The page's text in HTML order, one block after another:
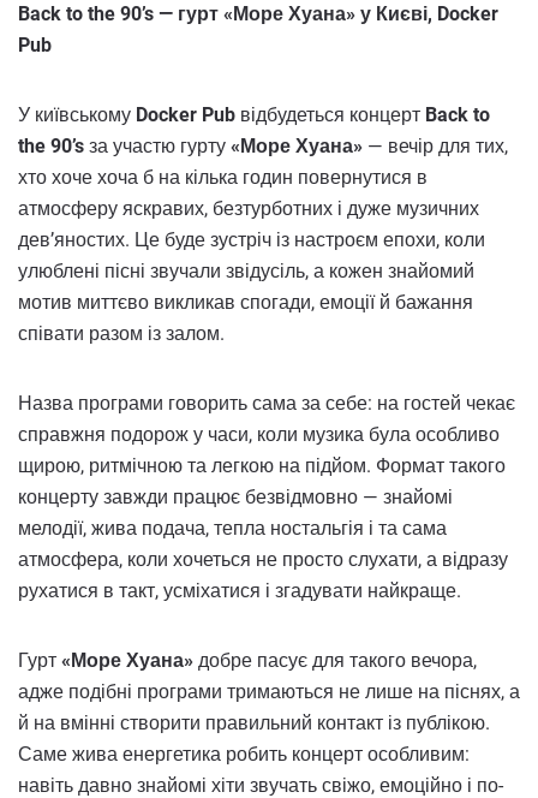
Back to the 90’s — гурт «Море Хуана» у Києві, Docker
Pub
У київському Docker Pub відбудеться концерт Back to
the 90’s за участю гурту «Море Хуана» — вечір для тих,
хто хоче хоча б на кілька годин повернутися в
атмосферу яскравих, безтурботних і дуже музичних
дев’яностих. Це буде зустріч із настроєм епохи, коли
улюблені пісні звучали звідусіль, а кожен знайомий
мотив миттєво викликав спогади, емоції й бажання
співати разом із залом.
Назва програми говорить сама за себе: на гостей чекає
справжня подорож у часи, коли музика була особливо
щирою, ритмічною та легкою на підйом. Формат такого
концерту завжди працює безвідмовно — знайомі
мелодії, жива подача, тепла ностальгія і та сама
атмосфера, коли хочеться не просто слухати, а відразу
рухатися в такт, усміхатися і згадувати найкраще.
Гурт «Море Хуана» добре пасує для такого вечора,
адже подібні програми тримаються не лише на піснях, а
й на вмінні створити правильний контакт із публікою.
Саме жива енергетика робить концерт особливим:
навіть давно знайомі хіти звучать свіжо, емоційно і по-